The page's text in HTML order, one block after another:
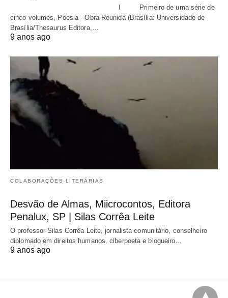
I Primeiro de uma série de
cinco volumes, Poesia - Obra Reunida (Brasília: Universidade de
Brasília/Thesaurus Editora,…
9 anos ago
COLABORAÇÕES LITERÁRIAS
Desvão de Almas, Miicrocontos, Editora
Penalux, SP | Silas Corrêa Leite
O professor Silas Corrêa Leite, jornalista comunitário, conselheiro
diplomado em direitos humanos, ciberpoeta e blogueiro…
9 anos ago